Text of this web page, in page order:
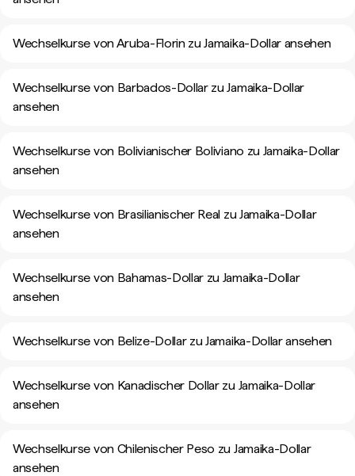
Wechselkurse von Aruba-Florin zu Jamaika-Dollar ansehen
Wechselkurse von Barbados-Dollar zu Jamaika-Dollar
ansehen
Wechselkurse von Bolivianischer Boliviano zu Jamaika-Dollar
ansehen
Wechselkurse von Brasilianischer Real zu Jamaika-Dollar
ansehen
Wechselkurse von Bahamas-Dollar zu Jamaika-Dollar
ansehen
Wechselkurse von Belize-Dollar zu Jamaika-Dollar ansehen
Wechselkurse von Kanadischer Dollar zu Jamaika-Dollar
ansehen
Wechselkurse von Chilenischer Peso zu Jamaika-Dollar
ansehen